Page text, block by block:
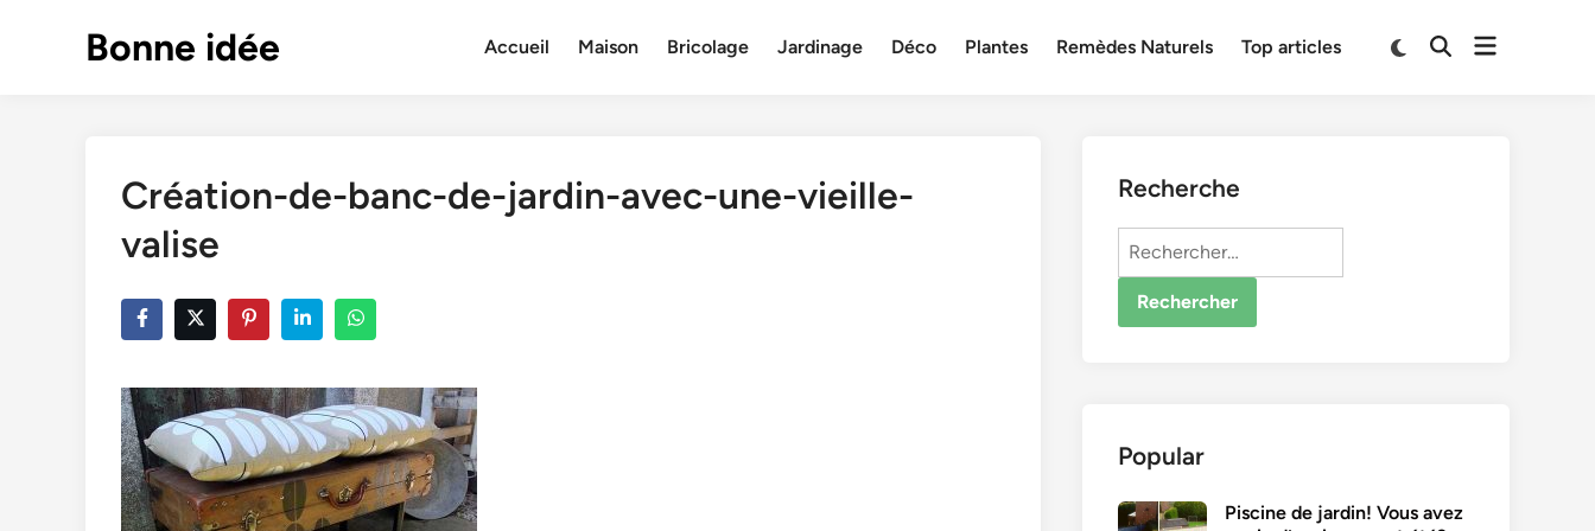
Bonne idée Accueil Maison Bricolage Jardinage Déco Plantes Remèdes Naturels Top articles
SwitchOpenOpen
Création-de-banc-de-jardin-avec-une-vieille-
valise
Recherche
Rechercher :
Popular
Piscine de jardin! Vous avez